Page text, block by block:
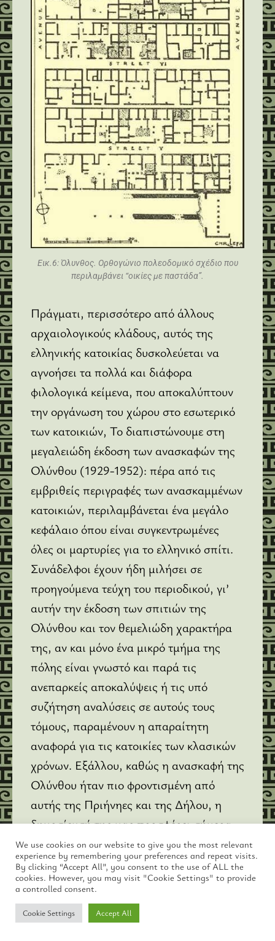
Εικ.6: Όλυνθος. Ορθογώνιο πολεοδομικό σχέδιο που
περιλαμβάνει “οικίες με παστάδα”.
Πράγματι, περισσότερο από άλλους
αρχαιολογικούς κλάδους, αυτός της
ελληνικής κατοικίας δυσκολεύεται να
αγνοήσει τα πολλά και διάφορα
φιλολογικά κείμενα, που αποκαλύπτουν
την οργάνωση του χώρου στο εσωτερικό
των κατοικιών, Το διαπιστώνουμε στη
μεγαλειώδη έκδοση των ανασκαφών της
Ολύνθου (1929-1952): πέρα από τις
εμβριθείς περιγραφές των ανασκαμμένων
κατοικιών, περιλαμβάνεται ένα μεγάλο
κεφάλαιο όπου είναι συγκεντρωμένες
όλες οι μαρτυρίες για το ελληνικό σπίτι.
Συνάδελφοι έχουν ήδη μιλήσει σε
προηγούμενα τεύχη του περιοδικού, γι’
αυτήν την έκδοση των σπιτιών της
Ολύνθου και τον θεμελιώδη χαρακτήρα
της, αν και μόνο ένα μικρό τμήμα της
πόλης είναι γνωστό και παρά τις
ανεπαρκείς αποκαλύψεις ή τις υπό
συζήτηση αναλύσεις σε αυτούς τους
τόμους, παραμένουν η απαραίτητη
αναφορά για τις κατοικίες των κλασικών
χρόνων. Εξάλλου, καθώς η ανασκαφή της
Ολύνθου ήταν πιο φροντισμένη από
αυτής της Πριήνηες και της Δήλου, η
δημοσίευσή της μας προσφέρει σήμερα
περισσότερες λεπτομέρειες για τον
εξοπλισμό των σπιτιών, για παράδειγμα
για τις κλειδαριές, τα υφαντικά βάρη, τις
κεράμους με οπή, κ.α., και
αντιλαμβανόμαστε καλύτερα τις
We use cookies on our website to give you the most relevant
experience by remembering your preferences and repeat visits.
By clicking “Accept All”, you consent to the use of ALL the
cookies. However, you may visit "Cookie Settings" to provide
a controlled consent.
Cookie Settings Accept All